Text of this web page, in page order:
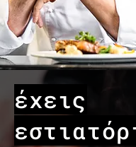
έχεις